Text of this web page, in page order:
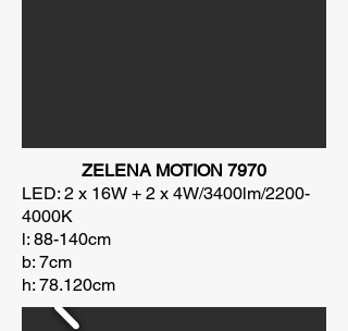
ZELENA MOTION 7970
LED: 2 x 16W + 2 x 4W/3400lm/2200-
4000K
l: 88-140cm
b: 7cm
h: 78.120cm